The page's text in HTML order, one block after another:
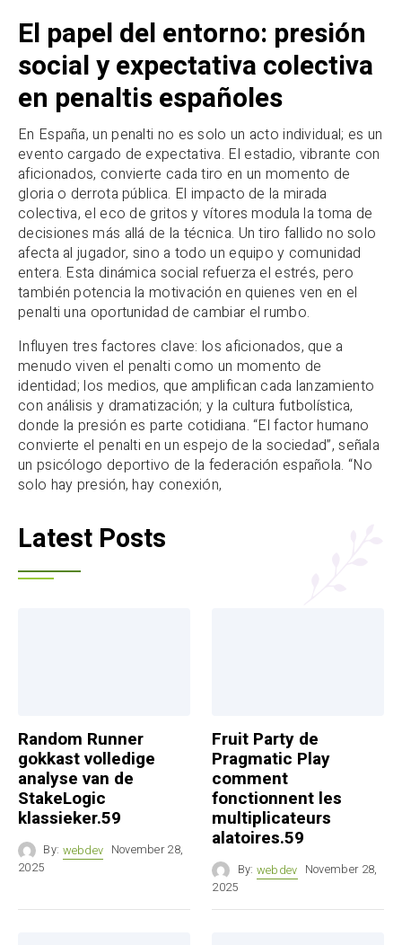
El papel del entorno: presión
social y expectativa colectiva
en penaltis españoles
En España, un penalti no es solo un acto individual; es un
evento cargado de expectativa. El estadio, vibrante con
aficionados, convierte cada tiro en un momento de
gloria o derrota pública. El impacto de la mirada
colectiva, el eco de gritos y vítores modula la toma de
decisiones más allá de la técnica. Un tiro fallido no solo
afecta al jugador, sino a todo un equipo y comunidad
entera. Esta dinámica social refuerza el estrés, pero
también potencia la motivación en quienes ven en el
penalti una oportunidad de cambiar el rumbo.
Influyen tres factores clave: los aficionados, que a
menudo viven el penalti como un momento de
identidad; los medios, que amplifican cada lanzamiento
con análisis y dramatización; y la cultura futbolística,
donde la presión es parte cotidiana. “El factor humano
convierte el penalti en un espejo de la sociedad”, señala
un psicólogo deportivo de la federación española. “No
solo hay presión, hay conexión,
Latest Posts
Random Runner
gokkast volledige
analyse van de
StakeLogic
klassieker.59
By: webdev November 28,
2025
Fruit Party de
Pragmatic Play
comment
fonctionnent les
multiplicateurs
alatoires.59
By: webdev November 28,
2025